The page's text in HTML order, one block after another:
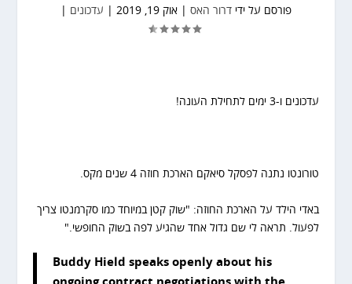
פורסם על ידי דרור האס אוק 19, 2019 עדכונים
עדכונים ו-3 ימים לתחילת העונה!
טורונטו נתנה לפסקל סיאקם הארכת חוזה 4 שנים מקס.
באדי הילד על הארכת החוזה: "שוק קטן במיוחד כמו סקרמנטו צריך
לפעול. תראה לי שם גדול אחד שהגיע לפה בשוק החופשי."
Buddy Hield speaks openly about his